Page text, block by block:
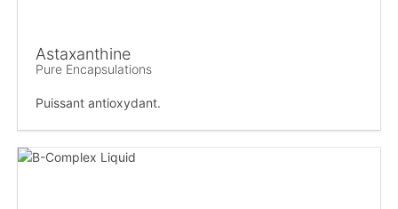
Astaxanthine
Pure Encapsulations
Puissant antioxydant.